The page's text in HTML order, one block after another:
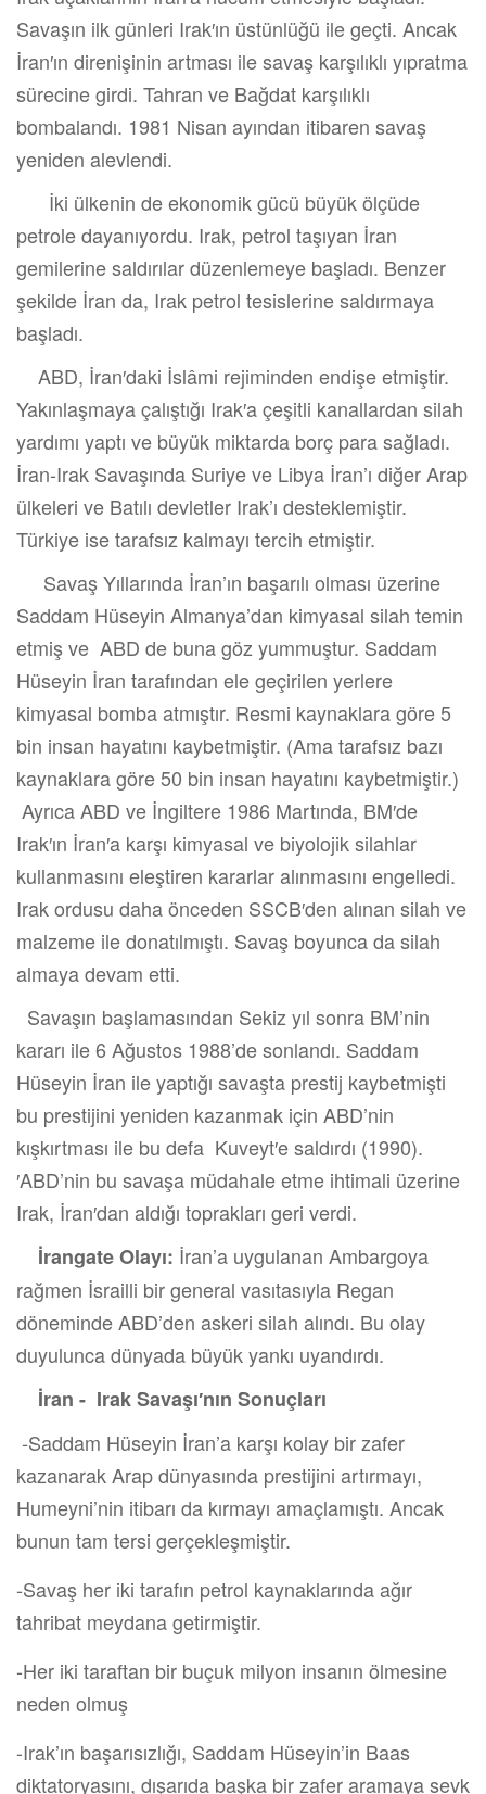
Savaşın ilk günleri Irak′ın üstünlüğü ile geçti. Ancak
İran′ın direnişinin artması ile savaş karşılıklı yıpratma
sürecine girdi. Tahran ve Bağdat karşılıklı
bombalandı. 1981 Nisan ayından itibaren savaş
yeniden alevlendi.
İki ülkenin de ekonomik gücü büyük ölçüde
petrole dayanıyordu. Irak, petrol taşıyan İran
gemilerine saldırılar düzenlemeye başladı. Benzer
şekilde İran da, Irak petrol tesislerine saldırmaya
başladı.
ABD, İran′daki İslâmi rejiminden endişe etmiştir.
Yakınlaşmaya çalıştığı Irak′a çeşitli kanallardan silah
yardımı yaptı ve büyük miktarda borç para sağladı.
İran-Irak Savaşında Suriye ve Libya İran’ı diğer Arap
ülkeleri ve Batılı devletler Irak’ı desteklemiştir.
Türkiye ise tarafsız kalmayı tercih etmiştir.
Savaş Yıllarında İran’ın başarılı olması üzerine
Saddam Hüseyin Almanya’dan kimyasal silah temin
etmiş ve ABD de buna göz yummuştur. Saddam
Hüseyin İran tarafından ele geçirilen yerlere
kimyasal bomba atmıştır. Resmi kaynaklara göre 5
bin insan hayatını kaybetmiştir. (Ama tarafsız bazı
kaynaklara göre 50 bin insan hayatını kaybetmiştir.)
Ayrıca ABD ve İngiltere 1986 Martında, BM′de
Irak′ın İran′a karşı kimyasal ve biyolojik silahlar
kullanmasını eleştiren kararlar alınmasını engelledi.
Irak ordusu daha önceden SSCB′den alınan silah ve
malzeme ile donatılmıştı. Savaş boyunca da silah
almaya devam etti.
Savaşın başlamasından Sekiz yıl sonra BM’nin
kararı ile 6 Ağustos 1988’de sonlandı. Saddam
Hüseyin İran ile yaptığı savaşta prestij kaybetmişti
bu prestijini yeniden kazanmak için ABD’nin
kışkırtması ile bu defa Kuveyt′e saldırdı (1990).
′ABD’nin bu savaşa müdahale etme ihtimali üzerine
Irak, İran′dan aldığı toprakları geri verdi.
İrangate Olayı: İran’a uygulanan Ambargoya
rağmen İsrailli bir general vasıtasıyla Regan
döneminde ABD’den askeri silah alındı. Bu olay
duyulunca dünyada büyük yankı uyandırdı.
İran - Irak Savaşı′nın Sonuçları
-Saddam Hüseyin İran’a karşı kolay bir zafer
kazanarak Arap dünyasında prestijini artırmayı,
Humeyni’nin itibarı da kırmayı amaçlamıştı. Ancak
bunun tam tersi gerçekleşmiştir.
-Savaş her iki tarafın petrol kaynaklarında ağır
tahribat meydana getirmiştir.
-Her iki taraftan bir buçuk milyon insanın ölmesine
neden olmuş
-Irak’ın başarısızlığı, Saddam Hüseyin’in Baas
diktatoryasını, dışarıda başka bir zafer aramaya sevk